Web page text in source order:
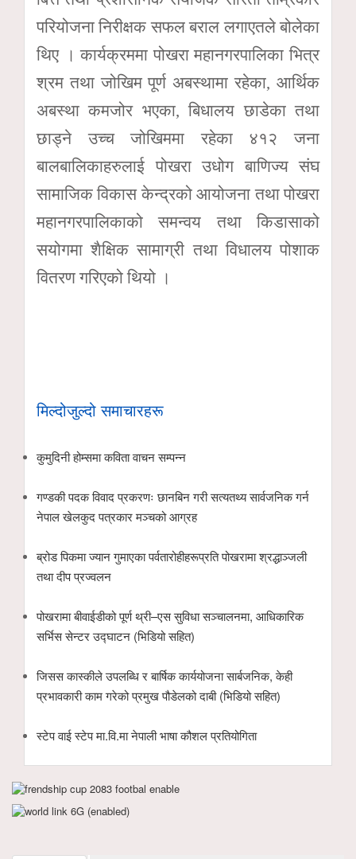
परियोजना निरीक्षक सफल बराल लगाएतले बोलेका
थिए । कार्यक्रममा पोखरा महानगरपालिका भित्र
श्रम तथा जोखिम पूर्ण अबस्थामा रहेका, आर्थिक
अबस्था कमजोर भएका, बिधालय छाडेका तथा
छाड्ने उच्च जोखिममा रहेका ४१२ जना
बालबालिकाहरुलाई पोखरा उधोग बाणिज्य संघ
सामाजिक विकास केन्द्रको आयोजना तथा पोखरा
महानगरपालिकाको समन्वय तथा किडासाको
सयोगमा शैक्षिक सामाग्री तथा विधालय पोशाक
वितरण गरिएको थियो ।
मिल्दोजुल्दो समाचारहरू
कुमुदिनी होम्समा कविता वाचन सम्पन्न
गण्डकी पदक विवाद प्रकरणः छानबिन गरी सत्यतथ्य सार्वजनिक गर्न
नेपाल खेलकुद पत्रकार मञ्चको आग्रह
ब्रोड पिकमा ज्यान गुमाएका पर्वतारोहीहरूप्रति पोखरामा श्रद्धाञ्जली
तथा दीप प्रज्वलन
पोखरामा बीवाईडीको पूर्ण थ्री–एस सुविधा सञ्चालनमा, आधिकारिक
सर्भिस सेन्टर उद्घाटन (भिडियो सहित)
जिसस कास्कीले उपलब्धि र बार्षिक कार्ययोजना सार्बजनिक, केही
प्रभावकारी काम गरेको प्रमुख पौडेलको दाबी (भिडियो सहित)
स्टेप वाई स्टेप मा.वि.मा नेपाली भाषा कौशल प्रतियोगिता